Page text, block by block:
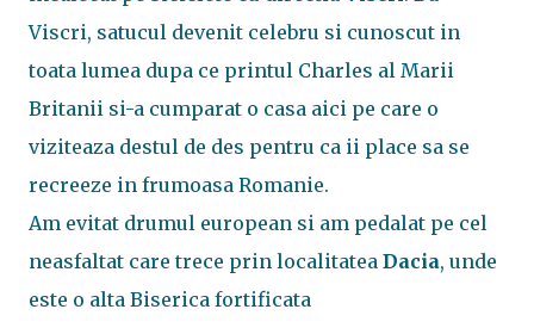
Viscri, satucul devenit celebru si cunoscut in
toata lumea dupa ce printul Charles al Marii
Britanii si-a cumparat o casa aici pe care o
viziteaza destul de des pentru ca ii place sa se
recreeze in frumoasa Romanie.
Am evitat drumul european si am pedalat pe cel
neasfaltat care trece prin localitatea Dacia, unde
este o alta Biserica fortificata